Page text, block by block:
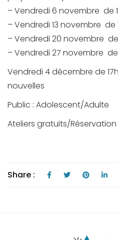
– Vendredi 6 novembre de
– Vendredi 13 novembre de
– Vendredi 20 novembre de
– Vendredi 27 novembre de
Vendredi 4 décembre de
nouvelles
Public : Adolescent/Adulte
Ateliers gratuits/Réservation
Share :